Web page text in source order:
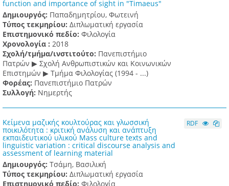
function and importance of sight in "Timaeus"
Δημιουργός: Παπαδημητρίου, Φωτεινή
Τύπος τεκμηρίου: Διπλωματική εργασία
Επιστημονικό πεδίο: Φιλολογία
Χρονολογία : 2018
Σχολή/τμήμα/ινστιτούτο: Πανεπιστήμιο
Πατρών ▶ Σχολή Ανθρωπιστικών και Κοινωνικών
Επιστημών ▶ Τμήμα Φιλολογίας (1994 - ...)
Φορέας: Πανεπιστήμιο Πατρών
Συλλογή: Νημερτής
Κείμενα μαζικής κουλτούρας και γλωσσική
ποικιλότητα : κριτική ανάλυση και ανάπτυξη
εκπαιδευτικού υλικού Mass culture texts and
linguistic variation : critical discourse analysis and
assessment of learning material
Δημιουργός: Τσάμη, Βασιλική
Τύπος τεκμηρίου: Διπλωματική εργασία
Επιστημονικό πεδίο: Φιλολογία
RDF